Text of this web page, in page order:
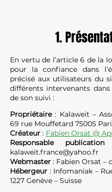
1.
En vertu de l’article 6 de la
pour la confiance dans
précisé aux utilisateurs du
différents intervenants
de son suivi :
Propriétaire: Kalaweit –
69 rue Mouffetard 75005
Créateur : Fabien Orsat @
Responsable publication:
kalaweit.france@yahoo.fr
Webmaster : Fabien Orsat –
Hébergeur : Infomaniak –
1227 Genève – Suisse